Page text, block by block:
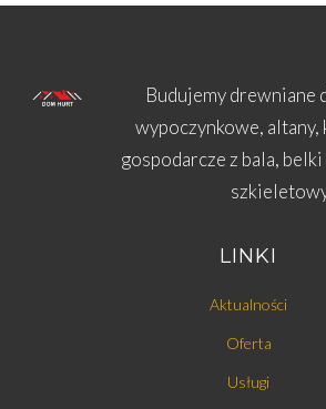
Budujemy drewniane
wypoczynkowe, altany,
gospodarcze z bala,
LINKI
Aktualności
Oferta
Usługi